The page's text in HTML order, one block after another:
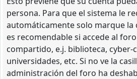
persona. Para que el sistema le
automáticamente solo marque la
es recomendable si accede al
compartido, e.j. biblioteca, cyber-
universidades, etc. Si no ve la
administración del foro ha